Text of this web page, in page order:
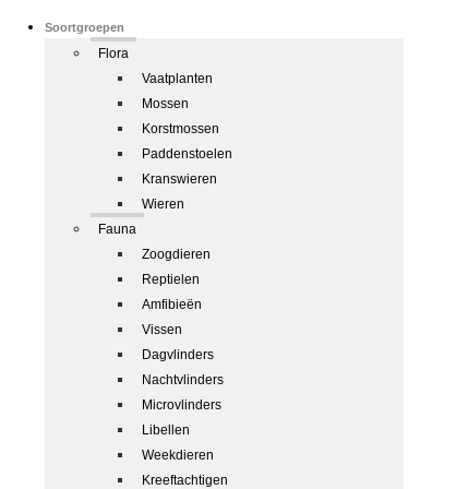
Soortgroepen
Flora
Vaatplanten
Mossen
Korstmossen
Paddenstoelen
Kranswieren
Wieren
Fauna
Zoogdieren
Reptielen
Amfibieën
Vissen
Dagvlinders
Nachtvlinders
Microvlinders
Libellen
Weekdieren
Kreeftachtigen